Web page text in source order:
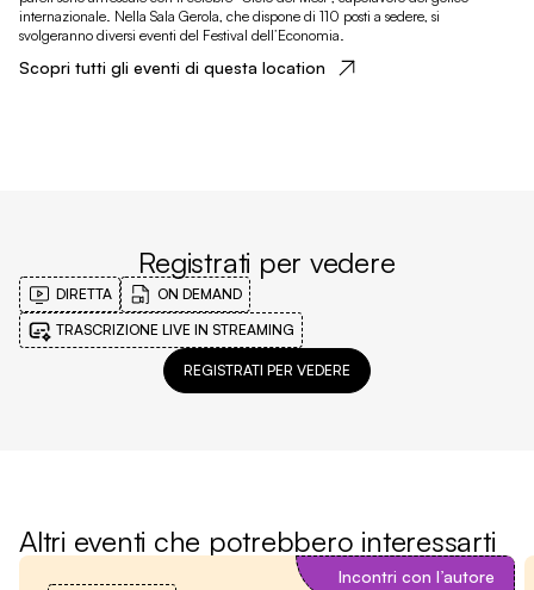
internazionale. Nella Sala Gerola, che dispone di 110 posti a sedere, si
svolgeranno diversi eventi del Festival dell’Economia.
Scopri tutti gli eventi di questa location
Registrati per vedere
DIRETTA
ON DEMAND
TRASCRIZIONE LIVE IN STREAMING
REGISTRATI PER VEDERE
Altri eventi che potrebbero interessarti
Incontri con l’autore